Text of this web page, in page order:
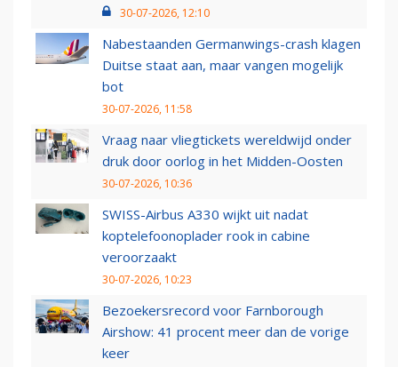
30-07-2026, 12:10
Nabestaanden Germanwings-crash klagen
Duitse staat aan, maar vangen mogelijk
bot
30-07-2026, 11:58
Vraag naar vliegtickets wereldwijd onder
druk door oorlog in het Midden-Oosten
30-07-2026, 10:36
SWISS-Airbus A330 wijkt uit nadat
koptelefoonoplader rook in cabine
veroorzaakt
30-07-2026, 10:23
Bezoekersrecord voor Farnborough
Airshow: 41 procent meer dan de vorige
keer